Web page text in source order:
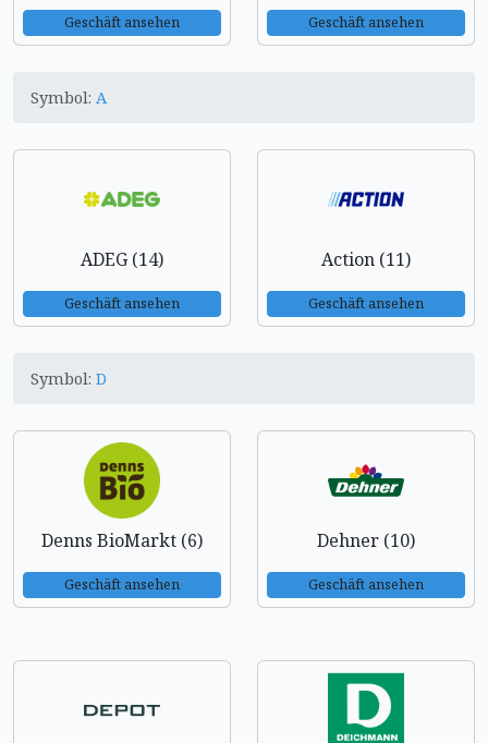
Geschäft ansehen Geschäft ansehen
Symbol: A
ADEG (14)
Geschäft ansehen
Action (11)
Geschäft ansehen
Symbol: D
Denns BioMarkt (6)
Geschäft ansehen
Dehner (10)
Geschäft ansehen